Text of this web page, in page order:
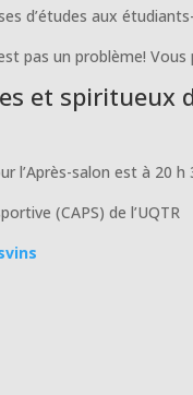
d’études aux
pas un problème!
et spiritueux
l’Après-salon est à 20 h
(CAPS) de l’UQTR